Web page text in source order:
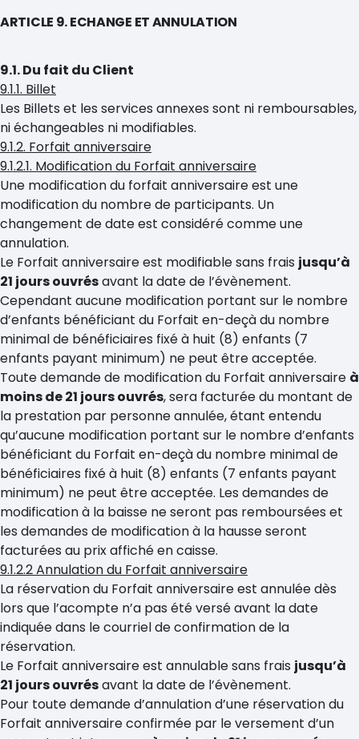
ARTICLE 9. ECHANGE ET ANNULATION
9.1. Du fait du Client
9.1.1. Billet
Les Billets et les services annexes sont ni remboursables,
ni échangeables ni modifiables.
9.1.2. Forfait anniversaire
9.1.2.1. Modification du Forfait anniversaire
Une modification du forfait anniversaire est une
modification du nombre de participants. Un
changement de date est considéré comme une
annulation.
Le Forfait anniversaire est modifiable sans frais jusqu’à
21 jours ouvrésavant la date de l’évènement.
Cependant aucune modification portant sur le nombre
d’enfants bénéficiant du Forfait en-deçà du nombre
minimal de bénéficiaires fixé à huit (8) enfants (7
enfants payant minimum) ne peut être acceptée.
Toute demande de modification du Forfait anniversaire à
moins de 21 jours ouvrés, sera facturée du montant de
la prestation par personne annulée, étant entendu
qu’aucune modification portant sur le nombre d’enfants
bénéficiant du Forfait en-deçà du nombre minimal de
bénéficiaires fixé à huit (8) enfants (7 enfants payant
minimum) ne peut être acceptée. Les demandes de
modification à la baisse ne seront pas remboursées et
les demandes de modification à la hausse seront
facturées au prix affiché en caisse.
9.1.2.2 Annulation du Forfait anniversaire
La réservation du Forfait anniversaire est annulée dès
lors que l’acompte n’a pas été versé avant la date
indiquée dans le courriel de confirmation de la
réservation.
Le Forfait anniversaire est annulable sans frais jusqu’à
21 jours ouvrésavant la date de l’évènement.
Pour toute demande d’annulation d’une réservation du
Forfait anniversaire confirmée par le versement d’un